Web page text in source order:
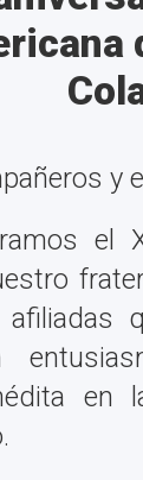
y
el
en